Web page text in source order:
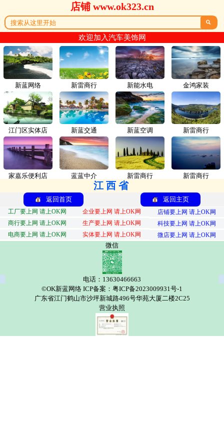
店铺 www.ok323.cn

欢迎加入汽车美饰网
新蓝网络 新雷商行
江门区实体店 新蓝交通
家嘉乐便利店 蓝蓝中介
新能水电 金鸿家装
新蓝空调 新雷商行
新雷商行 新雷商行
江西省
返回首页 返回主页
工厂要上网 请上OK网 企业要上网 请上OK网
店铺要上网 请上OK网
商行要上网 请上OK网
生产要上网 请上OK网
科技要上网 请上OK网
电商要上网 请上OK网
实体要上网 请上OK网 微店要上网 请上OK网
微信
电话：13630466663
©OK新蓝网络 ICP备案：粤ICP备2023009931号-1
广东省江门鹤山市沙坪新城路496号华苑大厦二楼2C25
营业执照